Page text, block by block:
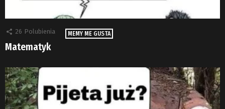
26 Polubienia MEMY ME GUSTA
Matematyk